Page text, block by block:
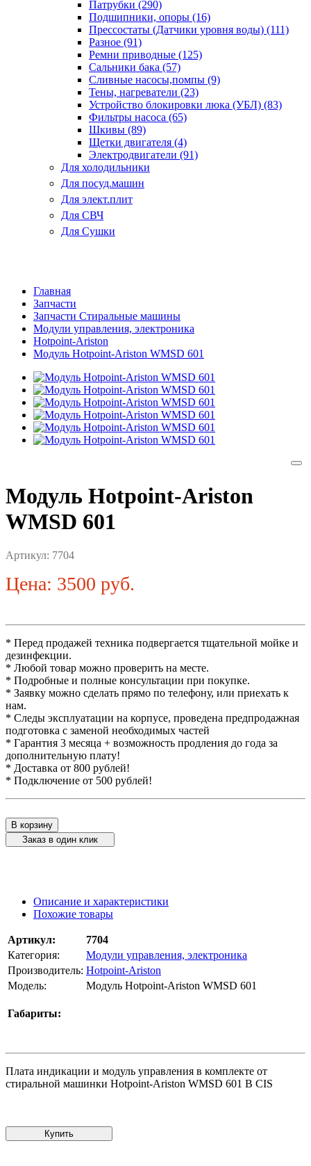
Патрубки (290)
Подшипники, опоры (16)
Прессостаты (Датчики уровня воды) (111)
Разное (91)
Ремни приводные (125)
Сальники бака (57)
Сливные насосы,помпы (9)
Тены, нагреватели (23)
Устройство блокировки люка (УБЛ) (83)
Фильтры насоса (65)
Шкивы (89)
Щетки двигателя (4)
Электродвигатели (91)
Для холодильники
Для посуд.машин
Для элект.плит
Для СВЧ
Для Сушки
Главная
Запчасти
Запчасти Стиральные машины
Модули управления, электроника
Hotpoint-Ariston
Модуль Hotpoint-Ariston WMSD 601
Модуль Hotpoint-Ariston
WMSD 601
Артикул: 7704
Цена: 3500 руб.
* Перед продажей техника подвергается тщательной мойке и
дезинфекции.
* Любой товар можно проверить на месте.
* Подробные и полные консультации при покупке.
* Заявку можно сделать прямо по телефону, или приехать к
нам.
* Следы эксплуатации на корпусе, проведена предпродажная
подготовка с заменой необходимых частей
* Гарантия 3 месяца + возможность продления до года за
дополнительную плату!
* Доставка от 800 рублей!
* Подключение от 500 рублей!
В корзину
Заказ в один клик
Описание и характеристики
Похожие товары
Артикул:
7704
Категория:
Модули управления, электроника
Производитель: Hotpoint-Ariston
Модель:
Модуль Hotpoint-Ariston WMSD 601
Габариты:
Плата индикации и модуль управления в комплекте от
стиральной машинки Hotpoint-Ariston WMSD 601 B CIS